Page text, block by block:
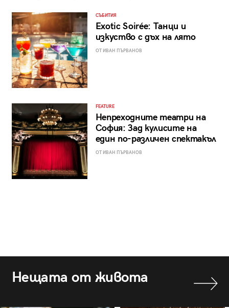
СЪБИТИЯ
Exotic Soirée: Танци и
изкуство с дъх на лято
ОТ ИВАН ПЪРВАНОВ
FEATURE
Непреходните театри на
София: Зад кулисите на
един по-различен спектакъл
ОТ ИВАН ПЪРВАНОВ
Нещата от живота